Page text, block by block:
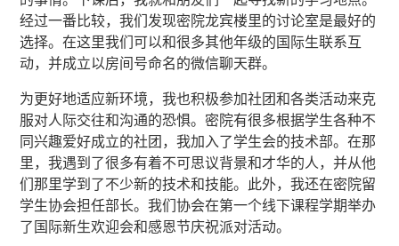
经过一番比较，我们发现密院龙宾楼里的讨论室是最好的
选择。在这里我们可以和很多其他年级的国际生联系互
动，并成立以房间号命名的微信聊天群。
为更好地适应新环境，我也积极参加社团和各类活动来克
服对人际交往和沟通的恐惧。密院有很多根据学生各种不
同兴趣爱好成立的社团，我加入了学生会的技术部。在那
里，我遇到了很多有着不可思议背景和才华的人，并从他
们那里学到了不少新的技术和技能。此外，我还在密院留
学生协会担任部长。我们协会在第一个线下课程学期举办
了国际新生欢迎会和感恩节庆祝派对活动。